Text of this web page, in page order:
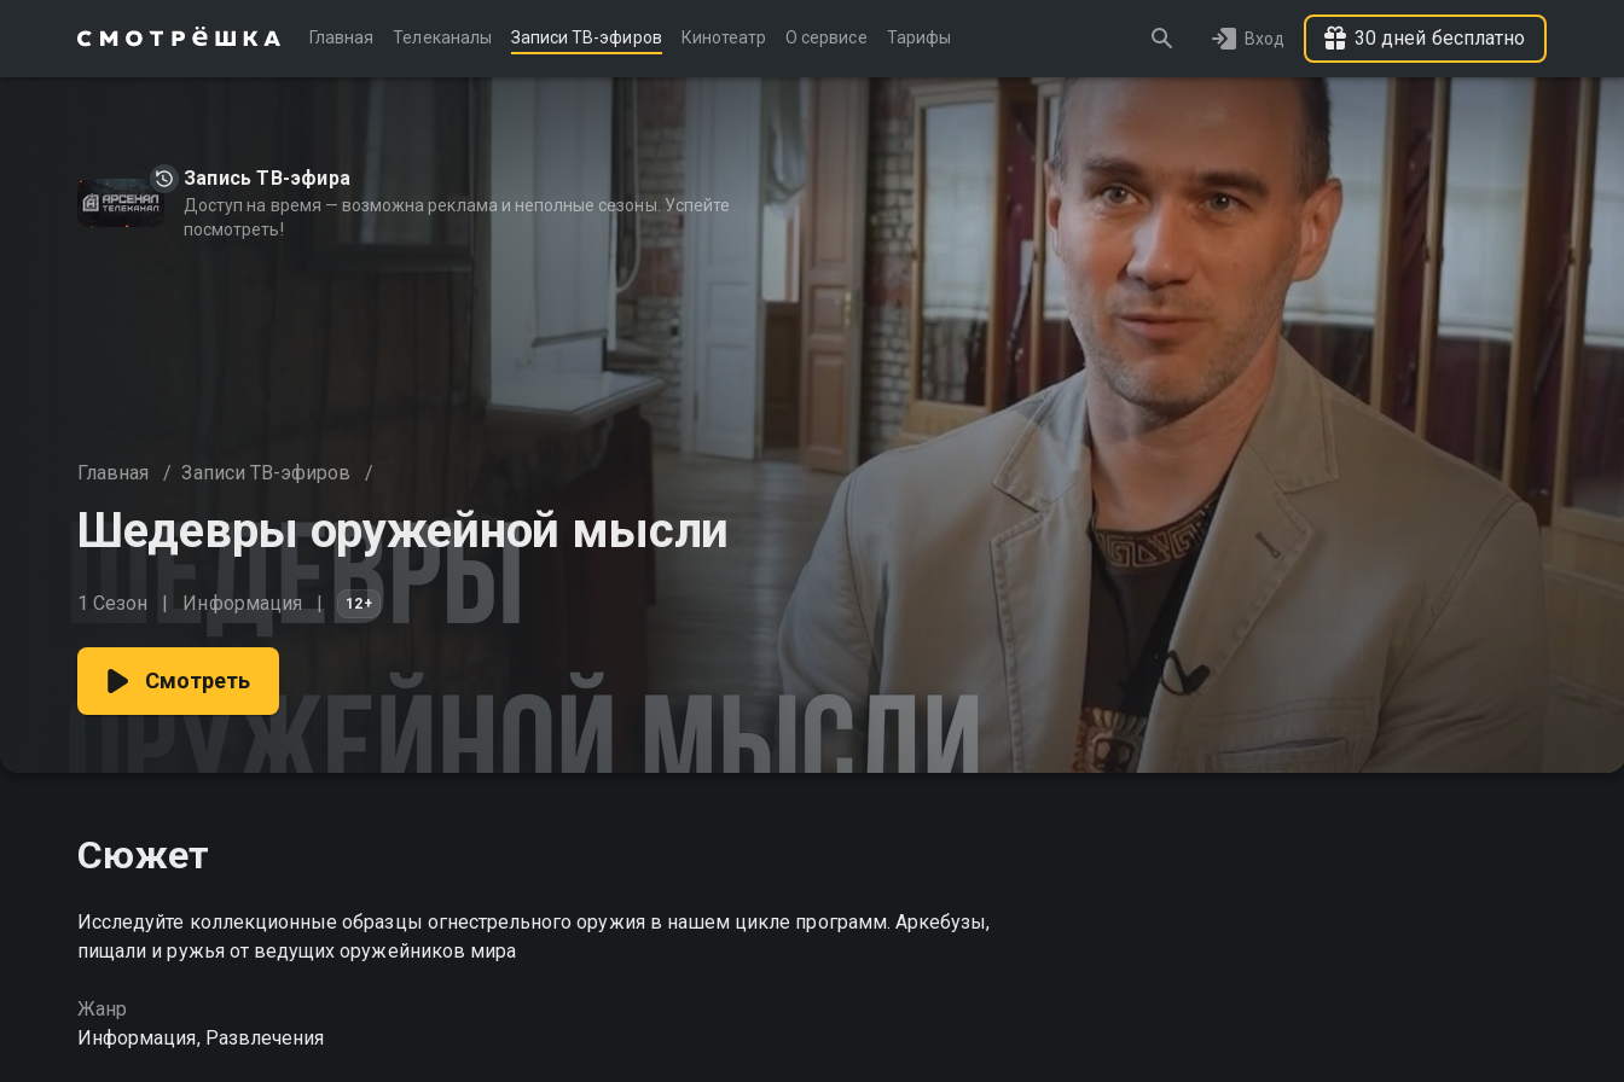
Главная Телеканалы Записи ТВ-эфиров Кинотеатр О сервисе Тарифы Вход 30 дней бесплатно
Запись ТВ-эфира
Доступ на время — возможна реклама и неполные сезоны. Успейте
посмотреть!
Главная / Записи ТВ-эфиров /
Шедевры оружейной мысли
1 Сезон Информация 12+
Смотреть
Сюжет
Исследуйте коллекционные образцы огнестрельного оружия в нашем цикле программ. Аркебузы,
пищали и ружья от ведущих оружейников мира
Жанр
Информация, Развлечения